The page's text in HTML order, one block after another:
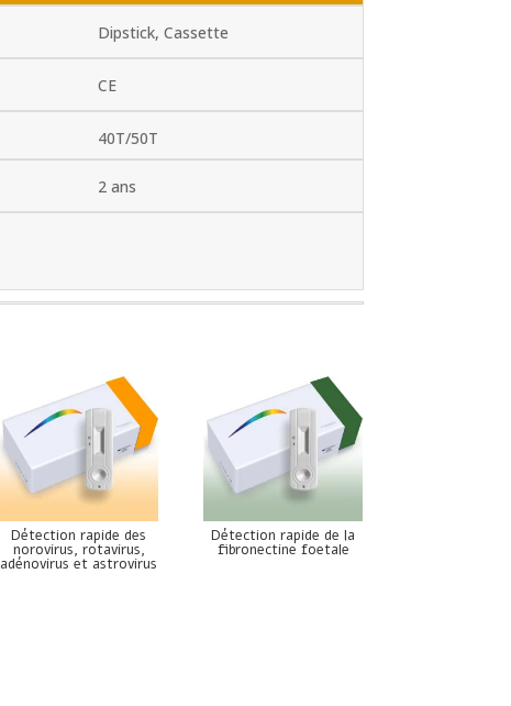
Dipstick, Cassette
CE
40T/50T
2 ans
Détection rapide des
norovirus, rotavirus,
adénovirus et astrovirus
Détection rapide de la
fibronectine foetale